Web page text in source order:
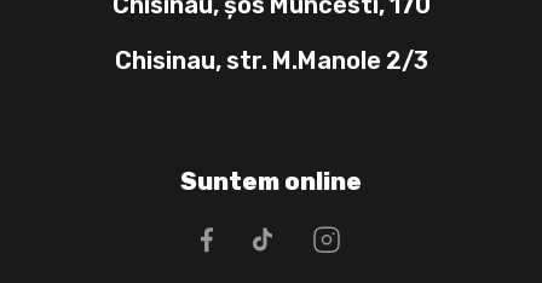
Chisinau, str. M.Manole 2/3
Suntem online